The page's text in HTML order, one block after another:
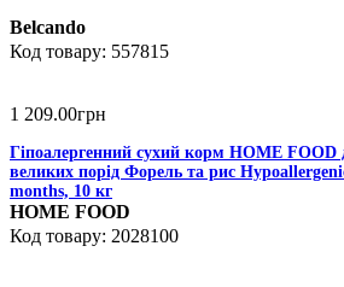
Belcando
557815
1 209.00грн
Гіпоалергенний сухий корм HOME FOOD
великих порід Форель та рис
months, 10 кг
HOME FOOD
2028100